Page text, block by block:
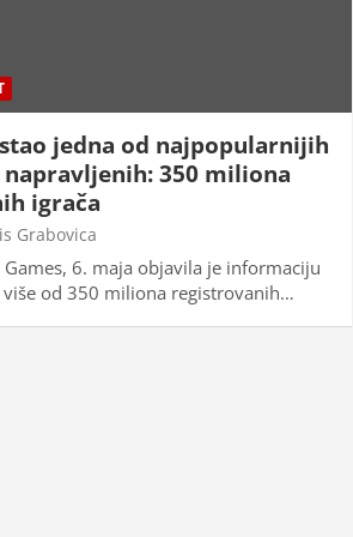
jedna od najpopularnijih
350 miliona
igrača
Grabovica
Games, 6. maja objavila je informaciju
od 350 miliona registrovanih…